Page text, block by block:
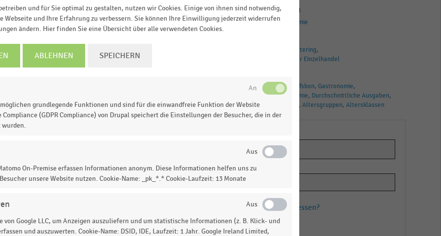
35-44 Jahre 45-54 Jahre
INFORMIEREN
Home Deutschland zum
Deutschland nach Altersgruppenim Zeitraum April 2022
bis März 2022 (in Euro).
April 2021 bis März 2022 liegt bei 4,90 Euro. Der
April 2022 bis März 2023 liegt 5,43 Euro.
HANDELSTHEMEN
Handelsgastronomie
Gastronomie & Catering
Deutschsprachiger Einzelhandel
Ausgaben Einkaufsbon Gastronomie
Handelsgastronomie Durchschnittliche Ausgaben
Durchschnittsbon
Altersgruppen Altersklassen
Passwort vergessen?
Registrieren
und für Sie optimal zu gestalten, nutzen wir Cookies. Einige von ihnen sind notwendig,
Webseite und Ihre Erfahrung zu verbessern. Sie können Ihre Einwilligung jederzeit widerrufen
ändern. Hier finden Sie eine Übersicht über alle verwendeten Cookies.
ABLEHNEN SPEICHERN
grundlegende Funktionen und sind für die einwandfreie Funktion der Website
(GDPR Compliance) von Drupal speichert die Einstellungen der Besucher, die in der
wurden.
On-Premise erfassen Informationen anonym. Diese Informationen helfen uns zu
unsere Website nutzen. Cookie-Name: _pk_*.* Cookie-Laufzeit: 13 Monate
von Google LLC, um Anzeigen auszuliefern und um statistische Informationen (z. B. Klick- und
und auszuwerten. Cookie-Name: DSID, IDE, Laufzeit: 1 Jahr. Google Ireland Limited,